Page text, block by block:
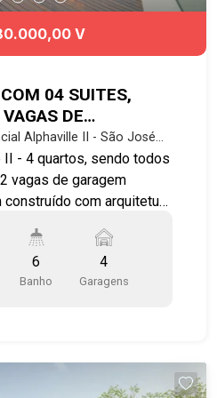
V
04 SUITES,
DE
CONSTRUÍDA NO
II
Alphaville II - São José
- 4 quartos, sendo todos
- Piscina e
banheira, cuba dupla
no piso superior; -
24 hs Próximo
próximo a
6
Banho
4
Garagens